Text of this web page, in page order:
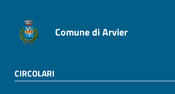
Comune di Arvier
CIRCOLARI